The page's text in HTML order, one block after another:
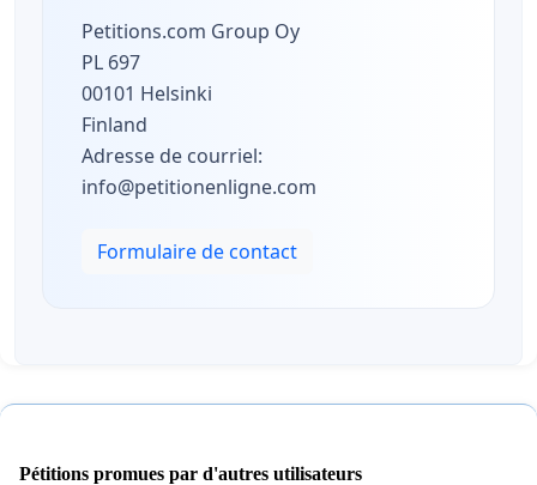
Petitions.com Group Oy
PL 697
00101 Helsinki
Finland
Adresse de courriel:
info@petitionenligne.com
Formulaire de contact
Pétitions promues par d'autres utilisateurs